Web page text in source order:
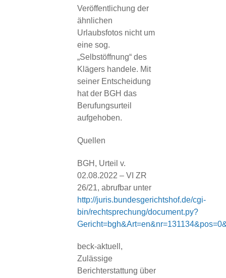
Veröffentlichung der
ähnlichen
Urlaubsfotos nicht um
eine sog.
„Selbstöffnung“ des
Klägers handele. Mit
seiner Entscheidung
hat der BGH das
Berufungsurteil
aufgehoben.
Quellen
BGH, Urteil v.
02.08.2022 – VI ZR
26/21, abrufbar unter
http://juris.bundesgerichtshof.de/cgi-
bin/rechtsprechung/document.py?
beck-aktuell,
Zulässige
Berichterstattung über